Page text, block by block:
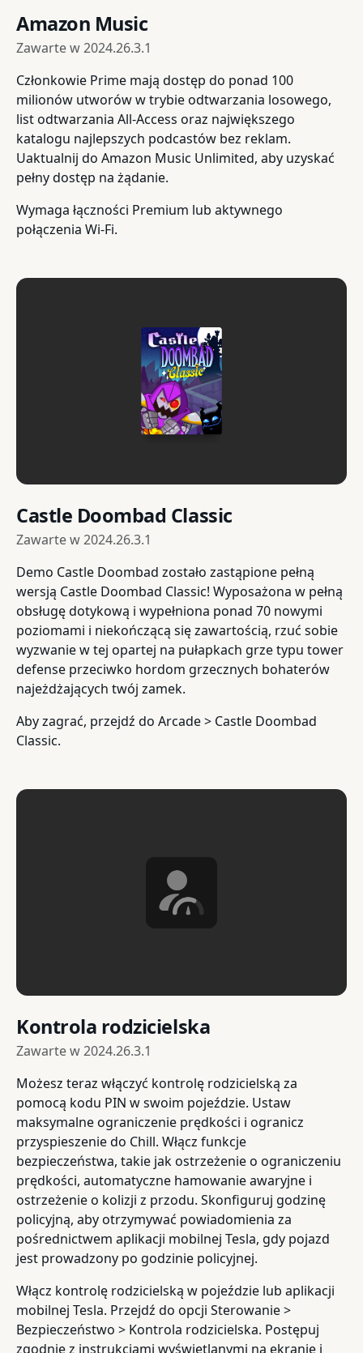
Amazon Music
Zawarte w2024.26.3.1
Członkowie Prime mają dostęp do ponad 100
milionów utworów w trybie odtwarzania losowego,
list odtwarzania All-Access oraz największego
katalogu najlepszych podcastów bez reklam.
Uaktualnij do Amazon Music Unlimited, aby uzyskać
pełny dostęp na żądanie.
Wymaga łączności Premium lub aktywnego
połączenia Wi-Fi.
Castle Doombad Classic
Zawarte w2024.26.3.1
Demo Castle Doombad zostało zastąpione pełną
wersją Castle Doombad Classic! Wyposażona w pełną
obsługę dotykową i wypełniona ponad 70 nowymi
poziomami i niekończącą się zawartością, rzuć sobie
wyzwanie w tej opartej na pułapkach grze typu tower
defense przeciwko hordom grzecznych bohaterów
najeżdżających twój zamek.
Aby zagrać, przejdź do Arcade > Castle Doombad
Classic.
Kontrola rodzicielska
Zawarte w2024.26.3.1
Możesz teraz włączyć kontrolę rodzicielską za
pomocą kodu PIN w swoim pojeździe. Ustaw
maksymalne ograniczenie prędkości i ogranicz
przyspieszenie do Chill. Włącz funkcje
bezpieczeństwa, takie jak ostrzeżenie o ograniczeniu
prędkości, automatyczne hamowanie awaryjne i
ostrzeżenie o kolizji z przodu. Skonfiguruj godzinę
policyjną, aby otrzymywać powiadomienia za
pośrednictwem aplikacji mobilnej Tesla, gdy pojazd
jest prowadzony po godzinie policyjnej.
Włącz kontrolę rodzicielską w pojeździe lub aplikacji
mobilnej Tesla. Przejdź do opcji Sterowanie >
Bezpieczeństwo > Kontrola rodzicielska. Postępuj
zgodnie z instrukcjami wyświetlanymi na ekranie i